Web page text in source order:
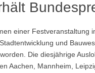
einer Festveranstaltung
und
Die diesjährige
Aachen, Mannheim,